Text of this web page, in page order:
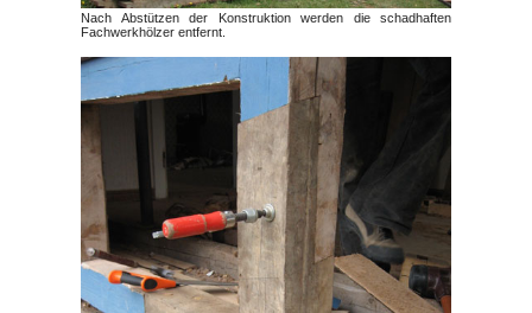
Nach Abstützen der Konstruktion werden die schadhaften
Fachwerkhölzer entfernt.